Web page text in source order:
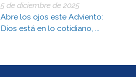
5 de diciembre de 2025
Abre los ojos este Adviento:
Dios está en lo cotidiano, ...